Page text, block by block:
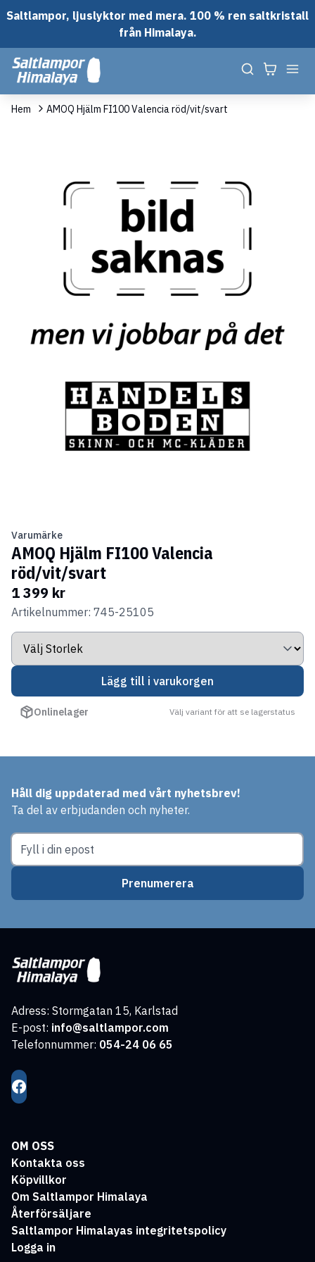
Saltlampor, ljuslyktor med mera. 100 % ren saltkristall
från Himalaya.
Hem AMOQ Hjälm FI100 Valencia röd/vit/svart
Varumärke
AMOQ Hjälm FI100 Valencia
röd/vit/svart
1 399 kr
Artikelnummer: 745-25105
Lägg till i varukorgen
Onlinelager Välj variant för att se lagerstatus
Håll dig uppdaterad med vårt nyhetsbrev!
Ta del av erbjudanden och nyheter.
Prenumerera
Adress: Stormgatan 15, Karlstad
E-post: info@saltlampor.com
Telefonnummer: 054-24 06 65
OM OSS
Kontakta oss
Köpvillkor
Om Saltlampor Himalaya
Återförsäljare
Saltlampor Himalayas integritetspolicy
Logga in